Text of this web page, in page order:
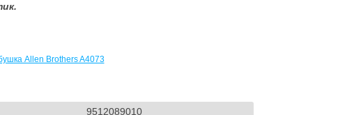
Allen Brothers A4073
9512089010